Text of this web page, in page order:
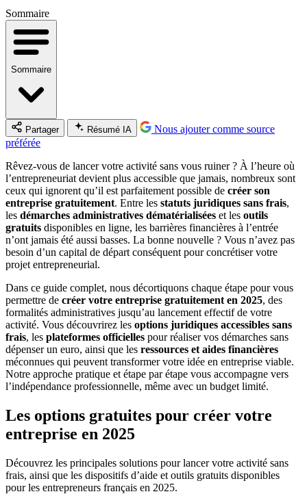
Sommaire
Sommaire
Partager Résumé IA
Nous ajouter comme source
préférée
Rêvez-vous de lancer votre activité sans vous ruiner ? À l’heure où
l’entrepreneuriat devient plus accessible que jamais, nombreux sont
ceux qui ignorent qu’il est parfaitement possible de créer son
entreprise gratuitement. Entre les statuts juridiques sans frais,
les démarches administratives dématérialisées et les outils
gratuits disponibles en ligne, les barrières financières à l’entrée
n’ont jamais été aussi basses. La bonne nouvelle ? Vous n’avez pas
besoin d’un capital de départ conséquent pour concrétiser votre
projet entrepreneurial.
Dans ce guide complet, nous décortiquons chaque étape pour vous
permettre de créer votre entreprise gratuitement en 2025, des
formalités administratives jusqu’au lancement effectif de votre
activité. Vous découvrirez les options juridiques accessibles sans
frais, les plateformes officielles pour réaliser vos démarches sans
dépenser un euro, ainsi que les ressources et aides financières
méconnues qui peuvent transformer votre idée en entreprise viable.
Notre approche pratique et étape par étape vous accompagne vers
l’indépendance professionnelle, même avec un budget limité.
Les options gratuites pour créer votre
entreprise en 2025
Découvrez les principales solutions pour lancer votre activité sans
frais, ainsi que les dispositifs d’aide et outils gratuits disponibles
pour les entrepreneurs français en 2025.